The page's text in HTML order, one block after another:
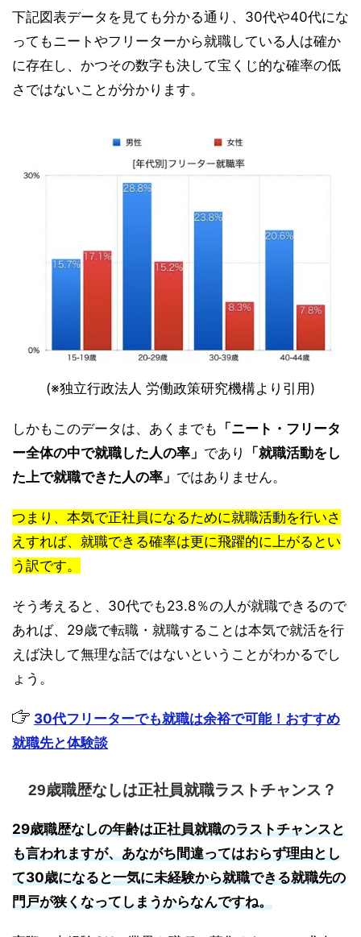
下記図表データを見ても分かる通り、30代や40代にな
ってもニートやフリーターから就職している人は確か
に存在し、かつその数字も決して宝くじ的な確率の低
さではないことが分かります。
(※独立行政法人 労働政策研究機構より引用)
しかもこのデータは、あくまでも 「ニート・フリータ
ー全体の中で就職した人の率」 であり
「就職活動をし
た上で就職できた人の率」 ではありません。
つまり、本気で正社員になるために就職活動を行いさ
えすれば、就職できる確率は更に飛躍的に上がるとい
う訳です。
そう考えると、30代でも23.8％の人が就職できるので
あれば、29歳で転職・就職することは本気で就活を行
えば決して無理な話ではないということがわかるでし
ょう。
30代フリーターでも就職は余裕で可能！おすすめ
就職先と体験談
29歳職歴なしは正社員就職ラストチャンス？
29歳職歴なしの年齢は正社員就職のラストチャンスと
も言われますが、あながち間違ってはおらず理由とし
て30歳になると一気に未経験から就職できる就職先の
門戸が狭くなってしまうからなんですね。